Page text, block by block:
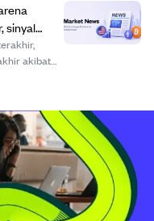
sinyal
akibat
kerugian